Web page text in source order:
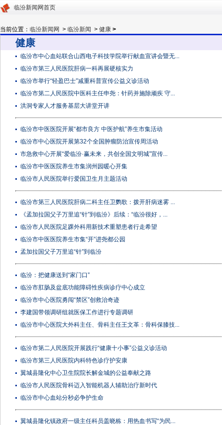
临汾新闻网首页
当前位置： 临汾新闻网 > 临汾新闻 > 健康 >
健康
临汾市中心血站联合山西电子科技学院举行献血宣讲会暨无...
临汾市第三人民医院肝病一科再展硬核实力
临汾市举行“轻盈巴士”减重科普宣传公益义诊活动
临汾市第二人民医院中医科主任申尧：针药并施除顽疾 守...
洪洞专家人才服务基层大讲堂开讲
临汾市中医医院开展“都市良方 中医护航”养生市集活动
临汾市中心医院开展第32个全国肿瘤防治宣传周活动
市急救中心开展“爱临汾·赢未来，共创全国文明城”宣传...
临汾市中医医院养生市集润州园暖心开集
临汾市人民医院举行爱国卫生月主题活动
临汾市第三人民医院肝病二科主任卫鹦歌：拨开肝病迷雾 ...
《孟加拉国父子万里追“针”到临汾》后续：“临汾很好，...
临汾市人民医院足踝外科用新技术重塑患者行走希望
临汾市中医医院养生市集“开”进尧都公园
孟加拉国父子万里追“针”到临汾
临汾：把健康送到“家门口”
临汾市肛肠及盆底功能障碍性疾病诊疗中心成立
临汾市中心医院勇闯“禁区”创救治奇迹
李建国带领调研组就医保工作进行专题调研
临汾市中心医院大外科主任、骨科主任王文革：骨科保膝技...
临汾市第二人民医院开展践行“健康十小事”公益义诊活动
临汾市第三人民医院内科特色诊疗护安康
翼城县隆化中心卫生院院长解金城的公益奉献之路
临汾市人民医院骨科迈入智能机器人辅助治疗新时代
临汾市中心血站分秒必争护生命
翼城县隆化镇政府一级主任科员盖晓栋：用热血书写“为民...